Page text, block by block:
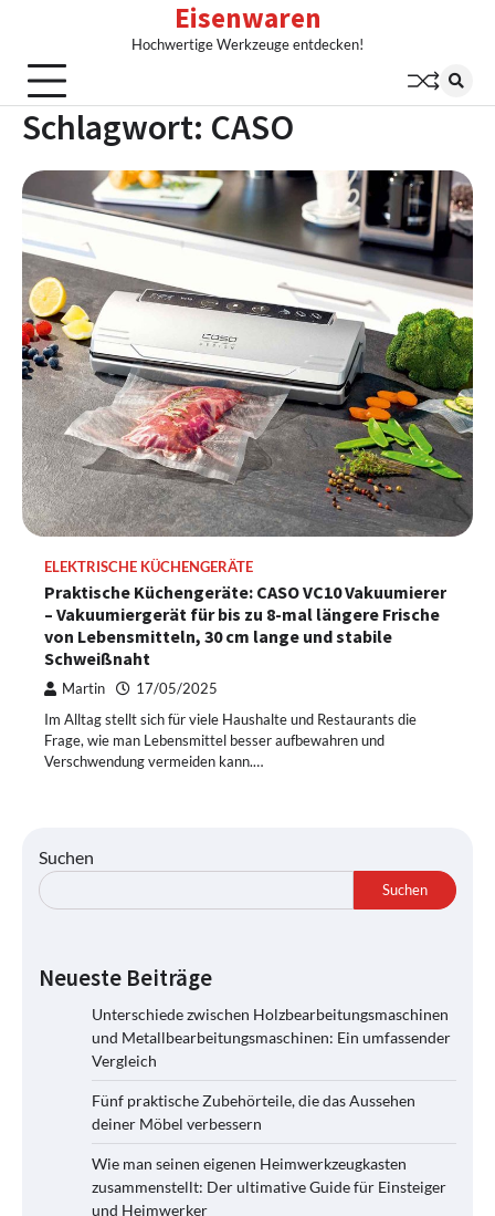
content
Eisenwaren
Hochwertige Werkzeuge entdecken!
Schlagwort: CASO
ELEKTRISCHE KÜCHENGERÄTE
Praktische Küchengeräte: CASO VC10 Vakuumierer
– Vakuumiergerät für bis zu 8-mal längere Frische
von Lebensmitteln, 30 cm lange und stabile
Schweißnaht
Martin 17/05/2025
Im Alltag stellt sich für viele Haushalte und Restaurants die
Frage, wie man Lebensmittel besser aufbewahren und
Verschwendung vermeiden kann.…
Suchen
Suchen
Neueste Beiträge
Unterschiede zwischen Holzbearbeitungsmaschinen
und Metallbearbeitungsmaschinen: Ein umfassender
Vergleich
Fünf praktische Zubehörteile, die das Aussehen
deiner Möbel verbessern
Wie man seinen eigenen Heimwerkzeugkasten
zusammenstellt: Der ultimative Guide für Einsteiger
und Heimwerker